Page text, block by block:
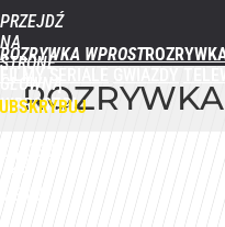
PRZEJDŹ
NA
STRONĘ
GŁÓWNĄ
WPROST.PL
ROZRYWKA WPROST
ROZRYWKA